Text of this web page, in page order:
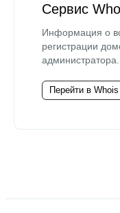
Сервис
Информация о
регистрации
администратора.
Перейти в Whois